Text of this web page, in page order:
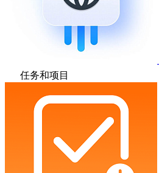
任务和项目